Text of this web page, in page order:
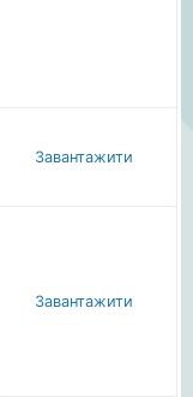
Завантажити
Завантажити